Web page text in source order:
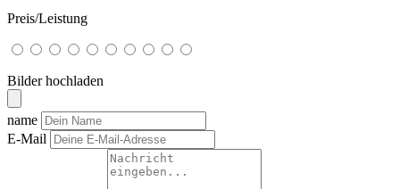
Preis/Leistung
Bilder hochladen
name
E-Mail